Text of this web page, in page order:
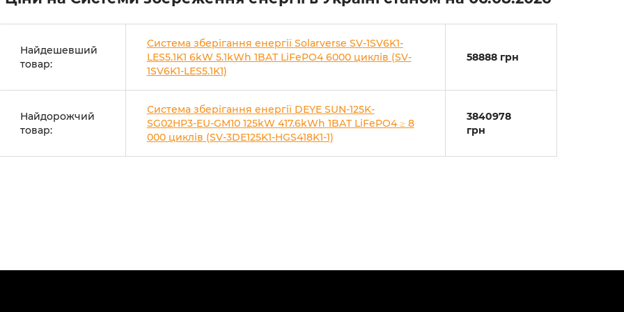
Найдешевший
товар:
Система зберігання енергії Solarverse SV-1SV6K1-
LES5.1K1 6kW 5.1kWh 1BAT LiFePO4 6000 циклів (SV-
1SV6K1-LES5.1K1)
58888 грн
Найдорожчий
товар:
Система зберігання енергії DEYE SUN-125K-
SG02HP3-EU-GM10 125kW 417.6kWh 1BAT LiFePO4 ≥ 8
000 циклів (SV-3DE125K1-HGS418K1-1)
3840978
грн